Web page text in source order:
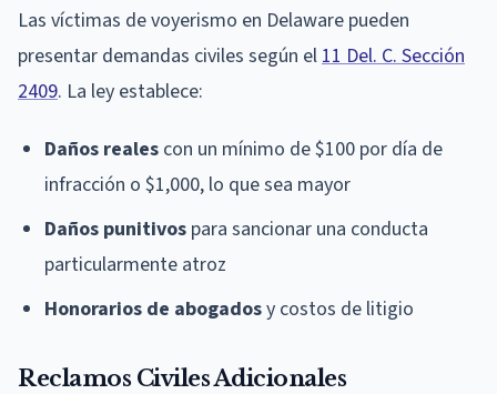
Las víctimas de voyerismo en Delaware pueden
presentar demandas civiles según el11 Del. C. Sección
2409. La ley establece:
Daños reales con un mínimo de $100 por día de
infracción o $1,000, lo que sea mayor
Daños punitivos para sancionar una conducta
particularmente atroz
Honorarios de abogadosy costos de litigio
Reclamos Civiles Adicionales